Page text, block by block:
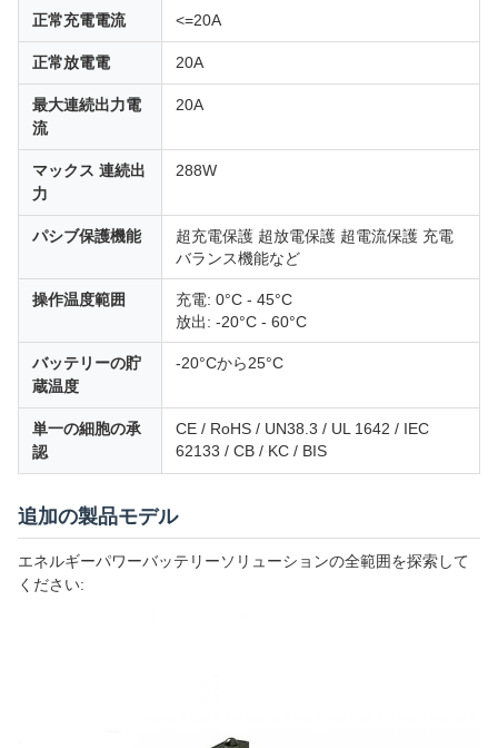
正常充電電流 <=20A
正常放電電 20A
最大連続出力電
流
20A
マックス 連続出
力
288W
パシブ保護機能
超充電保護 超放電保護 超電流保護 充電
バランス機能など
操作温度範囲
充電: 0°C - 45°C
放出: -20°C - 60°C
バッテリーの貯
蔵温度
-20°Cから25°C
単一の細胞の承
認
CE / RoHS / UN38.3 / UL 1642 / IEC
62133 / CB / KC / BIS
追加の製品モデル
エネルギーパワーバッテリーソリューションの全範囲を探索して
ください: